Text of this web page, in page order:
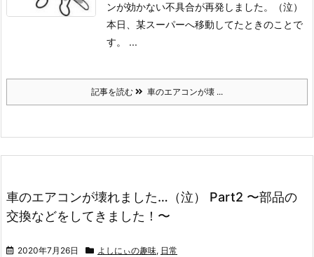
ンが効かない不具合が再発しました。（泣）
本日、某スーパーへ移動してたときのことで
す。 ...
記事を読む 車のエアコンが壊 ...
車のエアコンが壊れました…（泣） Part2 〜部品の
交換などをしてきました！〜
2020年7月26日 よしにぃの趣味, 日常